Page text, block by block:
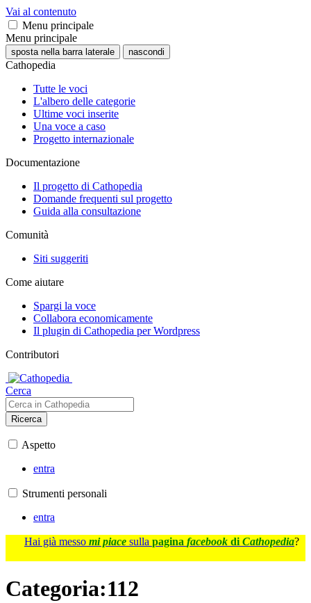
Vai al contenuto
Menu principale
Menu principale
sposta nella barra laterale nascondi
Cathopedia
Tutte le voci
L'albero delle categorie
Ultime voci inserite
Una voce a caso
Progetto internazionale
Documentazione
Il progetto di Cathopedia
Domande frequenti sul progetto
Guida alla consultazione
Comunità
Siti suggeriti
Come aiutare
Spargi la voce
Collabora economicamente
Il plugin di Cathopedia per Wordpress
Contributori
Cerca
Ricerca
Aspetto
entra
Strumenti personali
entra
Hai già messo mi piace sulla pagina facebook di Cathopedia?
Categoria:112